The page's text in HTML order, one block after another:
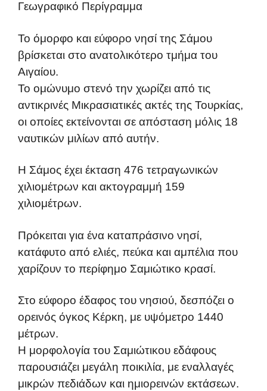
Γεωγραφικό Περίγραμμα
Το όμορφο και εύφορο νησί της Σάμου
βρίσκεται στο ανατολικότερο τμήμα του
Αιγαίου.
Το ομώνυμο στενό την χωρίζει από τις
αντικρινές Μικρασιατικές ακτές της Τουρκίας,
οι οποίες εκτείνονται σε απόσταση μόλις 18
ναυτικών μιλίων από αυτήν.
Η Σάμος έχει έκταση 476 τετραγωνικών
χιλιομέτρων και ακτογραμμή 159
χιλιομέτρων.
Πρόκειται για ένα καταπράσινο νησί,
κατάφυτο από ελιές, πεύκα και αμπέλια που
χαρίζουν το περίφημο Σαμιώτικο κρασί.
Στο εύφορο έδαφος του νησιού, δεσπόζει ο
ορεινός όγκος Κέρκη, με υψόμετρο 1440
μέτρων.
Η μορφολογία του Σαμιώτικου εδάφους
παρουσιάζει μεγάλη ποικιλία, με εναλλαγές
μικρών πεδιάδων και ημιορεινών εκτάσεων.